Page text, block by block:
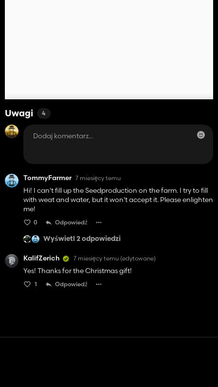
Uwagi 4
TommyFarmer 7 miesięcy temu
Hi! I can't fill up the Seedproduction on the farm. I try to fill
with weat and water, but it won't accept it. Please enlighten
me!
0 Odpowiedź
Wyświetl 2 odpowiedzi
KalifZerich 7 miesięcy temu (edytowane)
Yes! Thanks for the Christmas gift!
1 Odpowiedź